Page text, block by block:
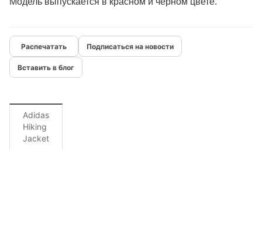
Подписаться на новости
Вставить в блог
Adidas
Hiking
Jacket